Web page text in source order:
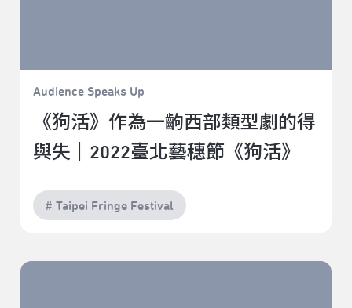
Audience Speaks Up
《狗活》作為一齣西部類型劇的得
與失｜2022臺北藝穗節《狗活》
# Taipei Fringe Festival
只有吐槽不存在的城市｜2022臺北藝穗節《這個殺手不